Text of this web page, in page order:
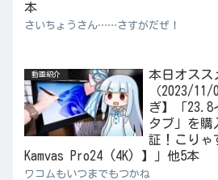
本
さいちょうさん……さすがだぜ！
動画紹介
本日オスス
（2023/
ぎ】「23.8
タブ」を購
証！こりゃ
Kamvas Pro24 (4K) 】」他5本
ワコムもいつまでもつかね